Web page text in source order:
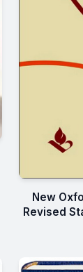
New
Revised